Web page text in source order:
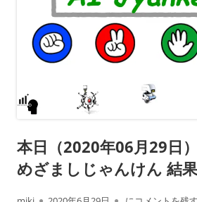
本日（2020年06月29日
めざましじゃんけん 結果